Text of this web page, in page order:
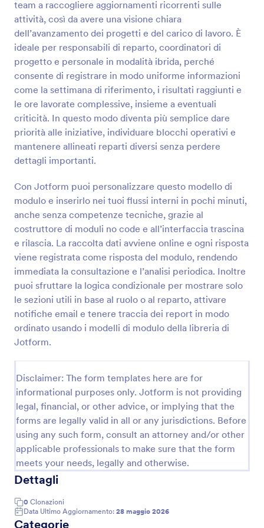
team a raccogliere aggiornamenti ricorrenti sulle
attività, così da avere una visione chiara
dell’avanzamento dei progetti e del carico di lavoro. È
ideale per responsabili di reparto, coordinatori di
progetto e personale in modalità ibrida, perché
consente di registrare in modo uniforme informazioni
come la settimana di riferimento, i risultati raggiunti e
le ore lavorate complessive, insieme a eventuali
criticità. In questo modo diventa più semplice dare
priorità alle iniziative, individuare blocchi operativi e
mantenere allineati reparti diversi senza perdere
dettagli importanti.
Con Jotform puoi personalizzare questo modello di
modulo e inserirlo nei tuoi flussi interni in pochi minuti,
anche senza competenze tecniche, grazie al
costruttore di moduli no code e all’interfaccia trascina
e rilascia. La raccolta dati avviene online e ogni risposta
viene registrata come risposta del modulo, rendendo
immediata la consultazione e l’analisi periodica. Inoltre
puoi sfruttare la logica condizionale per mostrare solo
le sezioni utili in base al ruolo o al reparto, attivare
notifiche email e tenere traccia dei report in modo
ordinato usando i modelli di modulo della libreria di
Jotform.
Disclaimer: The form templates here are for
informational purposes only. Jotform is not providing
legal, financial, or other advice, or implying that the
forms are legally valid in all or any jurisdictions. Before
using any such form, consult an attorney and/or other
applicable professionals to make sure that the form
meets your needs, legally and otherwise.
Dettagli
0 Clonazioni
Data Ultimo Aggiornamento: 28 maggio 2026
Categorie
Anteprima
Modulo Per La Polizia Rapporto Sull'incidente
Questo modello di rapporto di incidente di polizia
viene utilizzato per fornire alla polizia notifiche su un
incidente. Utilizzando questo modello, i cittadini
come data e ora in cui si è verificato l'incidente,
luogo dell'incidente, dettagli dell'incidente,
Go to Category:
Moduli Relazione
Usa Template
Anteprima